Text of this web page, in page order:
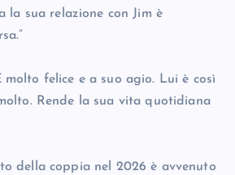
la sua relazione con Jim è
molto felice e a suo agio. Lui è così
Rende la sua vita quotidiana
della coppia nel 2026 è avvenuto